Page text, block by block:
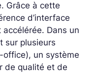
Grâce à cette
d’interface
Dans un
sur plusieurs
un système
de qualité et de